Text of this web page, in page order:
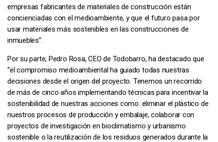
empresas fabricantes de materiales de construcción están
concienciadas con el medioambiente, y que el futuro pasa por
usar materiales más sostenibles en las construcciones de
inmuebles”.
Por su parte, Pedro Rosa, CEO de Todobarro, ha destacado que
“el compromiso medioambiental ha guiado todas nuestras
decisiones desde el origen del proyecto. Tenemos un recorrido
de más de cinco años implementando técnicas para incentivar la
sostenibilidad de nuestras acciones como: eliminar el plástico de
nuestros procesos de producción y embalaje, colaborar con
proyectos de investigación en bioclimatismo y urbanismo
sostenible o la reutilización de los residuos generados durante la